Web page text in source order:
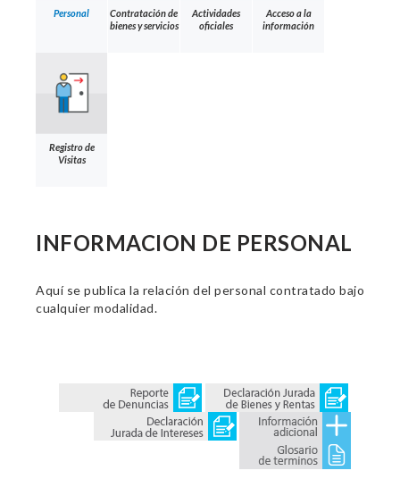
Personal
Contratación de
bienes y servicios
Actividades
oficiales
Acceso a la
información
Registro de
Visitas
INFORMACION DE PERSONAL
Aquí se publica la relación del personal contratado bajo
cualquier modalidad.